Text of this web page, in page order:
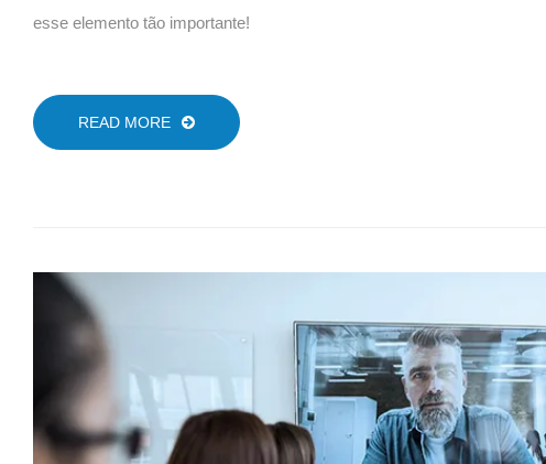
esse elemento tão importante!
READ MORE